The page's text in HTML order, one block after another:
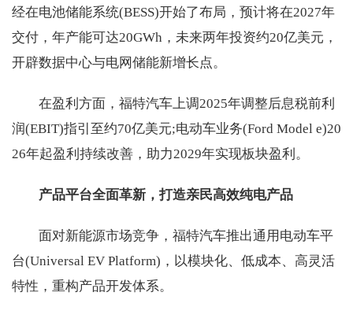
经在电池储能系统(BESS)开始了布局，预计将在2027年
交付，年产能可达20GWh，未来两年投资约20亿美元，
开辟数据中心与电网储能新增长点。
在盈利方面，福特汽车上调2025年调整后息税前利
润(EBIT)指引至约70亿美元;电动车业务(Ford Model e)20
26年起盈利持续改善，助力2029年实现板块盈利。
产品平台全面革新，打造亲民高效纯电产品
面对新能源市场竞争，福特汽车推出通用电动车平
台(Universal EV Platform)，以模块化、低成本、高灵活
特性，重构产品开发体系。